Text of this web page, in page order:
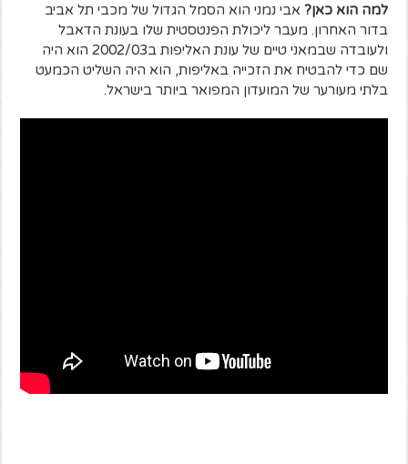
למה הוא כאן? אבי נמני הוא הסמל הגדול של מכבי תל אביב
בדור האחרון. מעבר ליכולת הפנטסטית שלו בעונת הדאבל
ולעובדה שבמאני טיים של עונת האליפות ב2002/03 הוא היה
שם כדי להבטיח את הזכייה באליפות, הוא היה השליט הכמעט
בלתי מעורער של המועדון המפואר ביותר בישראל.